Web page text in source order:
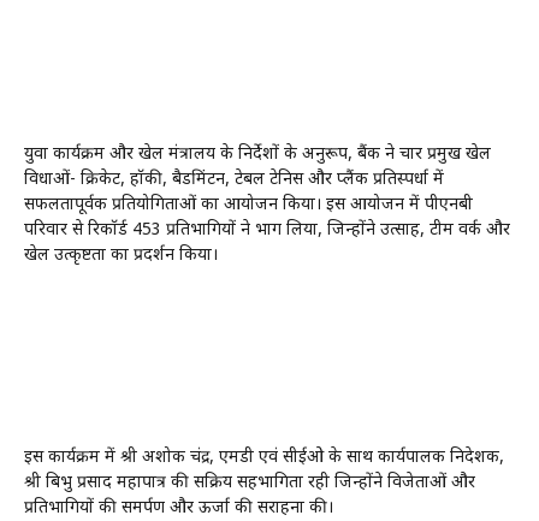
युवा कार्यक्रम और खेल मंत्रालय के निर्देशों के अनुरूप, बैंक ने चार प्रमुख खेल
विधाओं- क्रिकेट, हॉकी, बैडमिंटन, टेबल टेनिस और प्लैंक प्रतिस्पर्धा में
सफलतापूर्वक प्रतियोगिताओं का आयोजन किया। इस आयोजन में पीएनबी
परिवार से रिकॉर्ड 453 प्रतिभागियों ने भाग लिया, जिन्होंने उत्साह, टीम वर्क और
खेल उत्कृष्टता का प्रदर्शन किया।
इस कार्यक्रम में श्री अशोक चंद्र, एमडी एवं सीईओ के साथ कार्यपालक निदेशक,
श्री बिभु प्रसाद महापात्र की सक्रिय सहभागिता रही जिन्होंने विजेताओं और
प्रतिभागियों की समर्पण और ऊर्जा की सराहना की।